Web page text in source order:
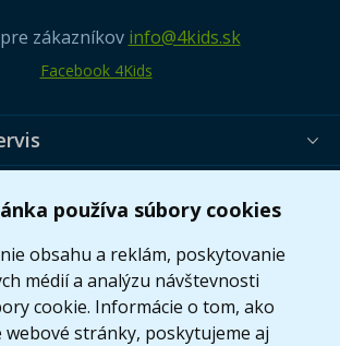
používa súbory cookies
obsahu a reklám, poskytovanie
médií a analýzu návštevnosti
cookie. Informácie o tom, ako
webové stránky, poskytujeme aj
zákazníkov info@4kids.sk
Facebook 4Kids